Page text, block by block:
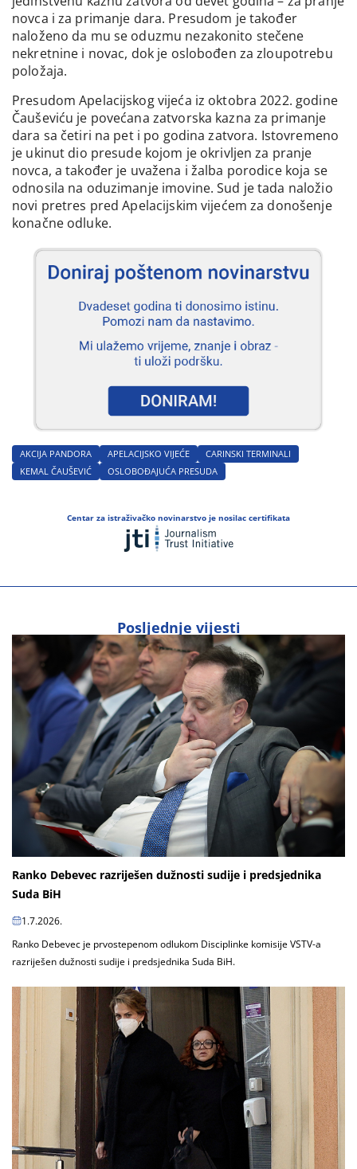
novca i za primanje dara. Presudom je također
naloženo da mu se oduzmu nezakonito stečene
nekretnine i novac, dok je oslobođen za zloupotrebu
položaja.
Presudom Apelacijskog vijeća iz oktobra 2022. godine
Čauševiću je povećana zatvorska kazna za primanje
dara sa četiri na pet i po godina zatvora. Istovremeno
je ukinut dio presude kojom je okrivljen za pranje
novca, a također je uvažena i žalba porodice koja se
odnosila na oduzimanje imovine. Sud je tada naložio
novi pretres pred Apelacijskim vijećem za donošenje
konačne odluke.
AKCIJA PANDORA APELACIJSKO VIJEĆE
CARINSKI TERMINALI
KEMAL ČAUŠEVIĆ
OSLOBOĐAJUĆA PRESUDA
Centar za istraživačko novinarstvo je nosilac certifikata
Posljednje vijesti
Ranko Debevec razriješen dužnosti sudije i predsjednika
Suda BiH
1.7.2026.
Ranko Debevec je prvostepenom odlukom Disciplinke komisije VSTV-a
razriješen dužnosti sudije i predsjednika Suda BiH.